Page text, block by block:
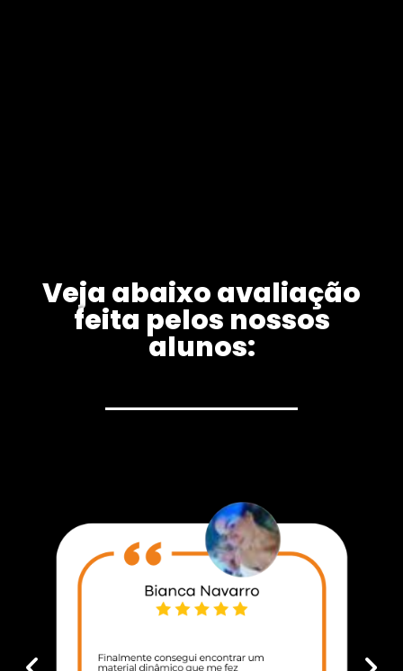
Veja abaixo avaliação
feita pelos nossos
alunos: